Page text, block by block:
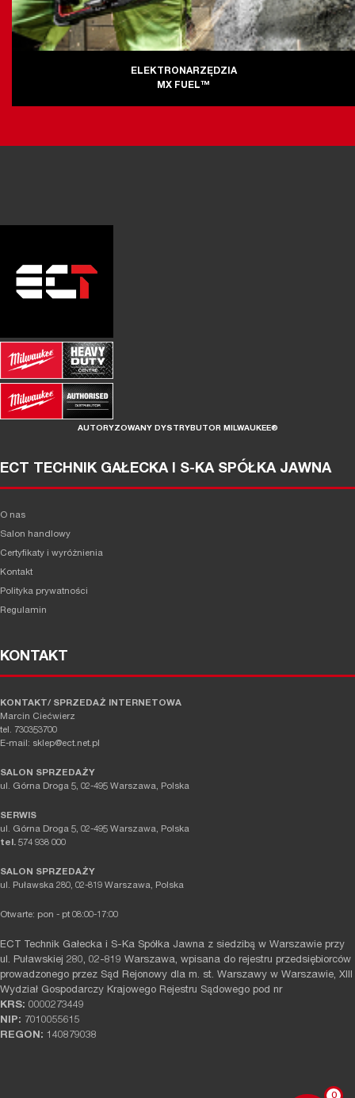
ELEKTRONARZĘDZIA
MX FUEL™
AUTORYZOWANY DYSTRYBUTOR MILWAUKEE®
ECT TECHNIK GAŁECKA I S-KA SPÓŁKA JAWNA
O nas
Salon handlowy
Certyfikaty i wyróżnienia
Kontakt
Polityka prywatności
Regulamin
KONTAKT
KONTAKT/ SPRZEDAŻ INTERNETOWA
Marcin Ciećwierz
tel. 730353700
E-mail: sklep@ect.net.pl
SALON SPRZEDAŻY
ul. Górna Droga 5, 02-495 Warszawa, Polska
SERWIS
ul. Górna Droga 5, 02-495 Warszawa, Polska
tel. 574 938 000
SALON SPRZEDAŻY
ul. Puławska 280, 02-819 Warszawa, Polska
Otwarte: pon - pt 08:00-17:00
ECT Technik Gałecka i S-Ka Spółka Jawna z siedzibą w Warszawie przy
ul. Puławskiej 280, 02-819 Warszawa, wpisana do rejestru przedsiębiorców
prowadzonego przez Sąd Rejonowy dla m. st. Warszawy w Warszawie, XIII
Wydział Gospodarczy Krajowego Rejestru Sądowego pod nr
KRS: 0000273449
NIP: 7010055615
REGON: 140879038